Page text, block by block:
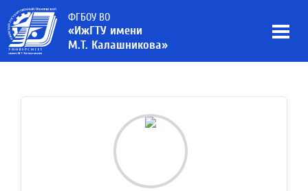
ФГБОУ ВО
«ИжГТУ имени
М.Т. Калашникова»